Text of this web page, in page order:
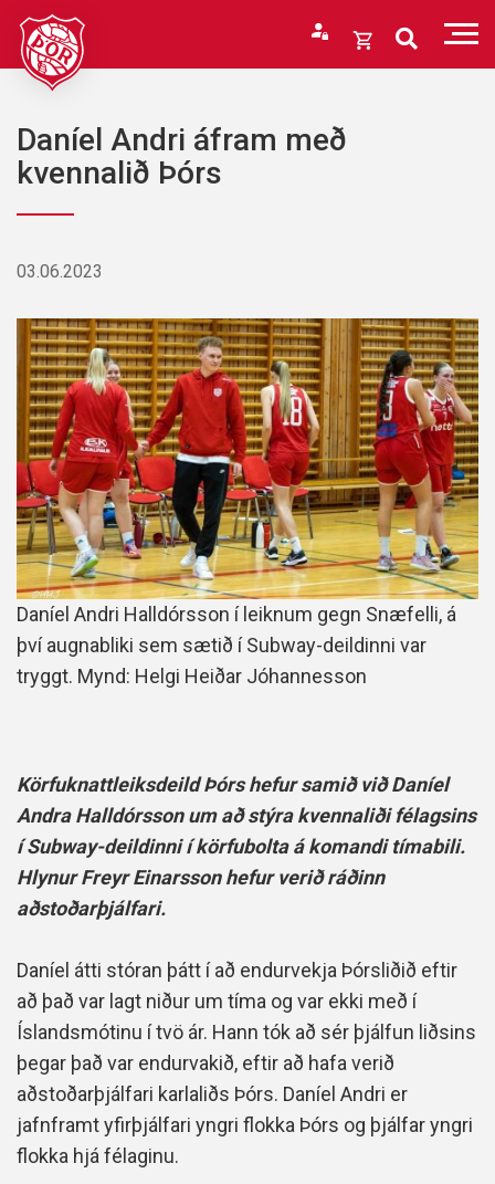
Fara
efni
Opna
Karfan þín
Karfan er tóm.
Daníel Andri áfram með
kvennalið Þórs
03.06.2023
Daníel Andri Halldórsson í leiknum gegn Snæfelli, á
því augnabliki sem sætið í Subway-deildinni var
tryggt. Mynd: Helgi Heiðar Jóhannesson
Körfuknattleiksdeild Þórs hefur samið við Daníel
Andra Halldórsson um að stýra kvennaliði félagsins
í Subway-deildinni í körfubolta á komandi tímabili.
Hlynur Freyr Einarsson hefur verið ráðinn
aðstoðarþjálfari.
Daníel átti stóran þátt í að endurvekja Þórsliðið eftir
að það var lagt niður um tíma og var ekki með í
Íslandsmótinu í tvö ár. Hann tók að sér þjálfun liðsins
þegar það var endurvakið, eftir að hafa verið
aðstoðarþjálfari karlaliðs Þórs. Daníel Andri er
jafnframt yfirþjálfari yngri flokka Þórs og þjálfar yngri
flokka hjá félaginu.